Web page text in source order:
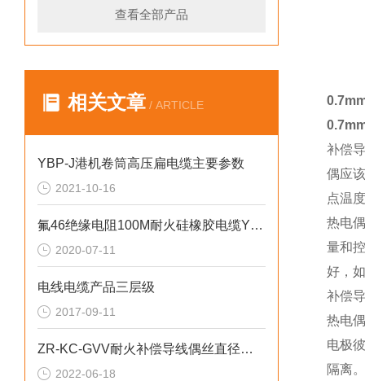
查看全部产品
相关文章 / ARTICLE
YBP-J港机卷筒高压扁电缆主要参数
2021-10-16
氟46绝缘电阻100M耐火硅橡胶电缆YGFP22
2020-07-11
电线电缆产品三层级
2017-09-11
ZR-KC-GVV耐火补偿导线偶丝直径偏差0.15mm
2022-06-18
补偿
偶应
点温
热电
量和
好，
补偿
热电
电极
隔离。